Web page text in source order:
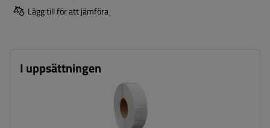
Lägg till för att jämföra
I uppsättningen